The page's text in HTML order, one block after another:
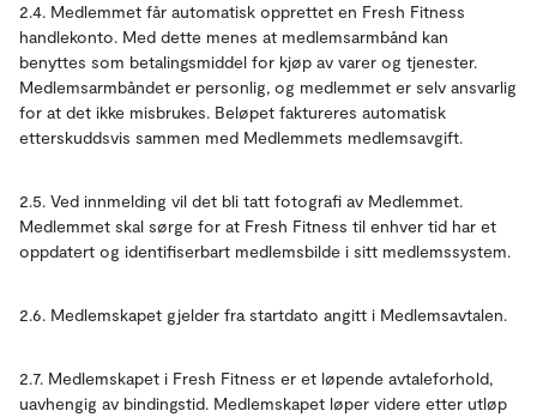
2.4. Medlemmet får automatisk opprettet en Fresh Fitness
handlekonto. Med dette menes at medlemsarmbånd kan
benyttes som betalingsmiddel for kjøp av varer og tjenester.
Medlemsarmbåndet er personlig, og medlemmet er selv ansvarlig
for at det ikke misbrukes. Beløpet faktureres automatisk
etterskuddsvis sammen med Medlemmets medlemsavgift.
2.5. Ved innmelding vil det bli tatt fotografi av Medlemmet.
Medlemmet skal sørge for at Fresh Fitness til enhver tid har et
oppdatert og identifiserbart medlemsbilde i sitt medlemssystem.
2.6. Medlemskapet gjelder fra startdato angitt i Medlemsavtalen.
2.7. Medlemskapet i Fresh Fitness er et løpende avtaleforhold,
uavhengig av bindingstid. Medlemskapet løper videre etter utløp